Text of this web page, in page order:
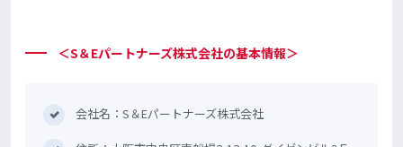
＜S＆Eパートナーズ株式会社の基本情報＞
会社名：S＆Eパートナーズ株式会社